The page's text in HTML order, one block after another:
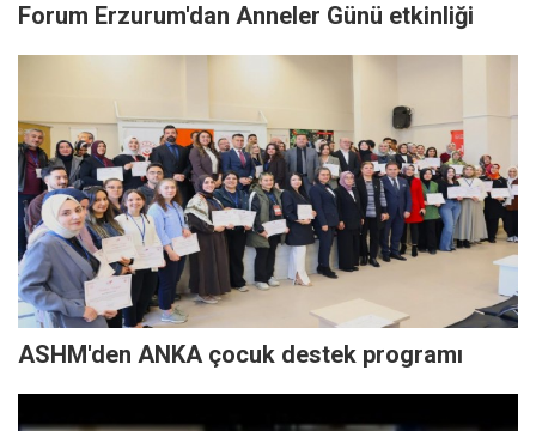
Forum Erzurum'dan Anneler Günü etkinliği
ASHM'den ANKA çocuk destek programı